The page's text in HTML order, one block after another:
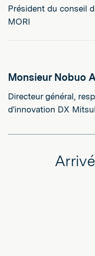
Président du conseil
MORI
Monsieur Nobuo
Directeur général,
d'innovation DX